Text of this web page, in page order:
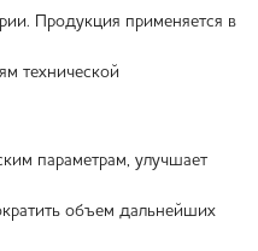
Продукция применяется в
технической
параметрам, улучшает
объем дальнейших